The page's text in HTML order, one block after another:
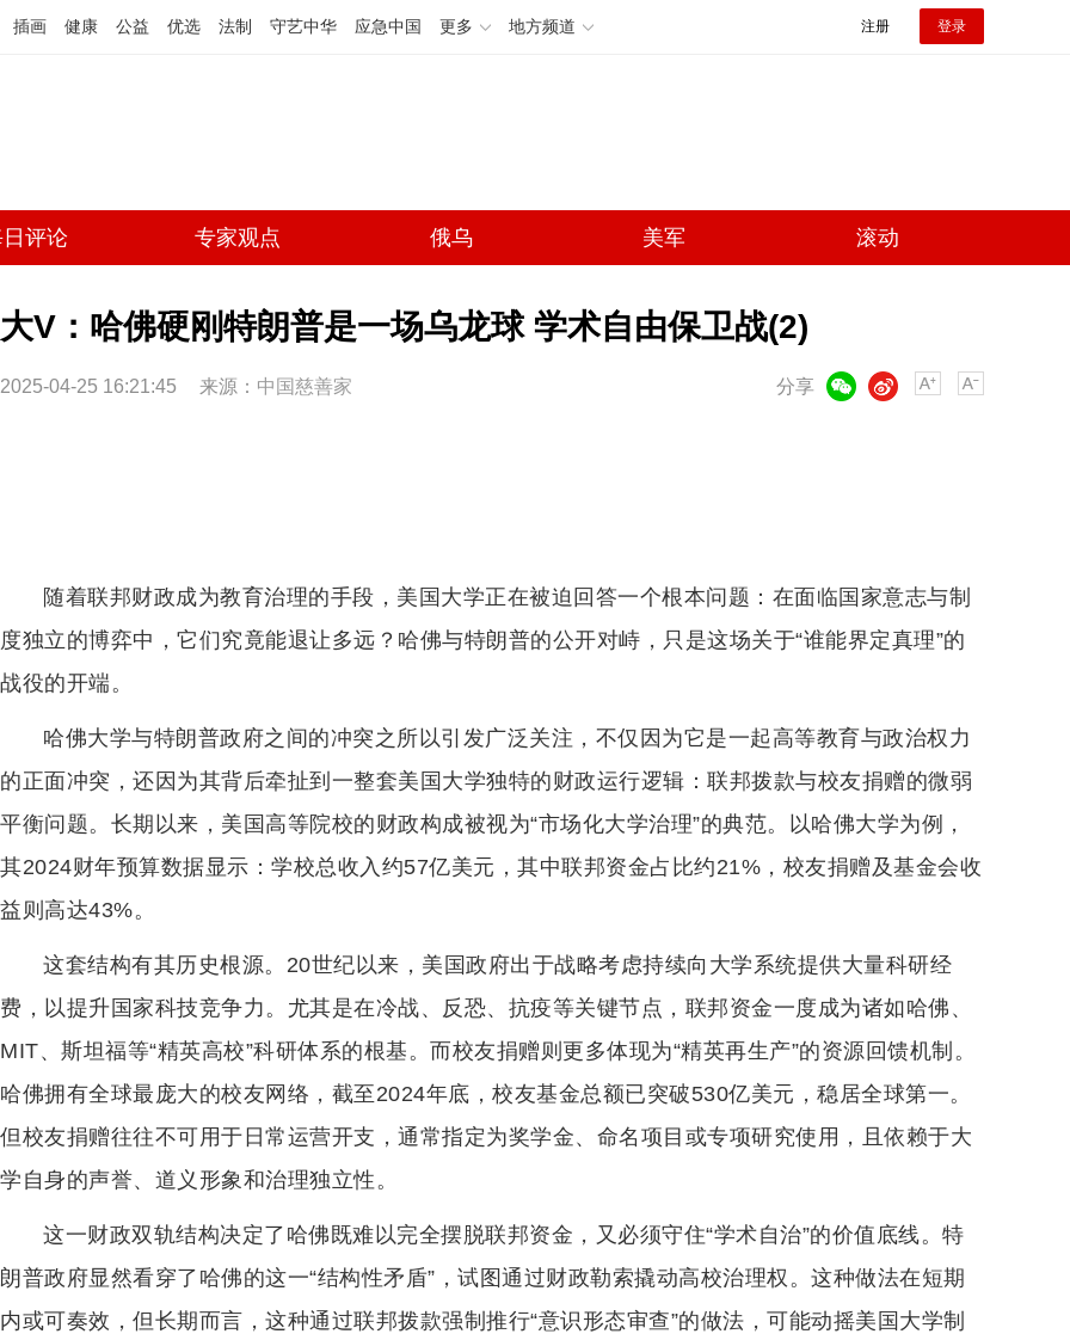
插画 健康 公益 优选 法制 守艺中华 应急中国 更多 地方频道 注册 登录
评论 专家观点 俄乌 美军 滚动
大V：哈佛硬刚特朗普是一场乌龙球 学术自由保卫战(2)
2025-04-25 16:21:45 来源： 中国慈善家 分享
微博
随着联邦财政成为教育治理的手段，美国大学正在被迫回答一个根本问题：在面临国家意志与制
度独立的博弈中，它们究竟能退让多远？哈佛与特朗普的公开对峙，只是这场关于“谁能界定真理”的
战役的开端。
哈佛大学与特朗普政府之间的冲突之所以引发广泛关注，不仅因为它是一起高等教育与政治权力
的正面冲突，还因为其背后牵扯到一整套美国大学独特的财政运行逻辑：联邦拨款与校友捐赠的微弱
平衡问题。长期以来，美国高等院校的财政构成被视为“市场化大学治理”的典范。以哈佛大学为例，
其2024财年预算数据显示：学校总收入约57亿美元，其中联邦资金占比约21%，校友捐赠及基金会收
益则高达43%。
这套结构有其历史根源。20世纪以来，美国政府出于战略考虑持续向大学系统提供大量科研经
费，以提升国家科技竞争力。尤其是在冷战、反恐、抗疫等关键节点，联邦资金一度成为诸如哈佛、
MIT、斯坦福等“精英高校”科研体系的根基。而校友捐赠则更多体现为“精英再生产”的资源回馈机制。
哈佛拥有全球最庞大的校友网络，截至2024年底，校友基金总额已突破530亿美元，稳居全球第一。
但校友捐赠往往不可用于日常运营开支，通常指定为奖学金、命名项目或专项研究使用，且依赖于大
学自身的声誉、道义形象和治理独立性。
这一财政双轨结构决定了哈佛既难以完全摆脱联邦资金，又必须守住“学术自治”的价值底线。特
朗普政府显然看穿了哈佛的这一“结构性矛盾”，试图通过财政勒索撬动高校治理权。这种做法在短期
内或可奏效，但长期而言，这种通过联邦拨款强制推行“意识形态审查”的做法，可能动摇美国大学制